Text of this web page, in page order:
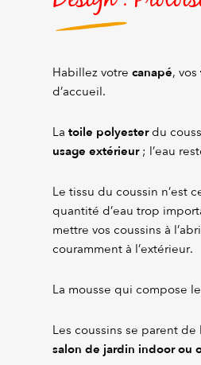
Habillez votre canapé, vos
d’accueil.
La toile polyesterdu
usage extérieur; l’eau
Le tissu du coussin n’est
quantité d’eau trop
mettre vos coussins à
couramment à l’extérieur.
La mousse qui compose
Les coussins se parent
salon de jardin indoor ou